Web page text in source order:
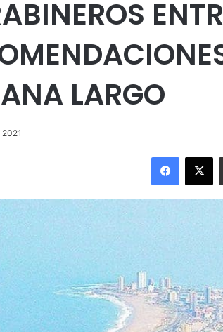
LARGO
Facebook
X